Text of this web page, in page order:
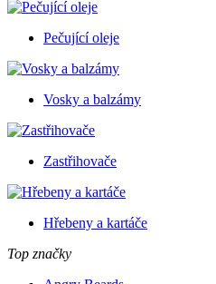
Pečující oleje
Vosky a balzámy
Zastřihovače
Hřebeny a kartáče
Top značky